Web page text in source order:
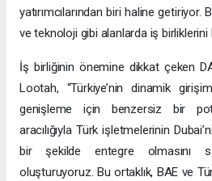
yatırımcılarından biri haline
ve teknoloji gibi alanlarda iş birliklerini
İş birliğinin önemine dikkat çeken
Lootah, “Türkiye’nin dinamik
genişleme için benzersiz bir
aracılığıyla Türk işletmelerinin
bir şekilde entegre olmasını
oluşturuyoruz. Bu ortaklık, BAE ve